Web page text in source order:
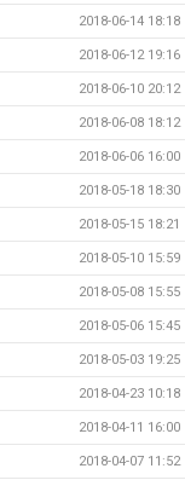
2018-06-14 18:18
2018-06-12 19:16
2018-06-10 20:12
2018-06-08 18:12
2018-06-06 16:00
2018-05-18 18:30
2018-05-15 18:21
2018-05-10 15:59
2018-05-08 15:55
2018-05-06 15:45
2018-05-03 19:25
2018-04-23 10:18
2018-04-11 16:00
2018-04-07 11:52